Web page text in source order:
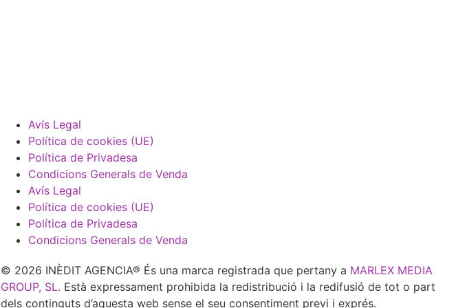
Avís Legal
Política de cookies (UE)
Política de Privadesa
Condicions Generals de Venda
Avís Legal
Política de cookies (UE)
Política de Privadesa
Condicions Generals de Venda
© 2026 INÈDIT AGENCIA® És una marca registrada que pertany a MARLEX MEDIA
GROUP, SL. Està expressament prohibida la redistribució i la redifusió de tot o part
dels continguts d’aquesta web sense el seu consentiment previ i exprés.